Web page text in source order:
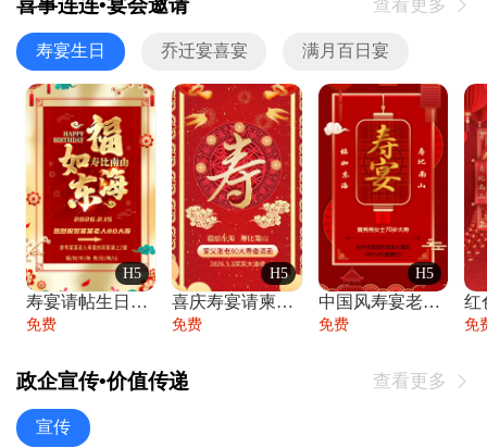
查看更多 
寿宴生日 乔迁宴喜宴 满月百日宴
H5
寿宴请帖生日宴邀请函老人寿星生日快乐祝寿
免费
H5
喜庆寿宴请柬老人生日宴会邀请函请柬过大寿
免费
H5
中国风寿宴老人生日宴会邀请函寿宴请帖请柬
免费 免
政企宣传•价值传递 查看更多 
宣传